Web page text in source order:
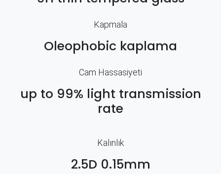
Kapmala
Oleophobic kaplama
Cam Hassasiyeti
up to 99% light transmission
rate
Kalınlık
2.5D 0.15mm